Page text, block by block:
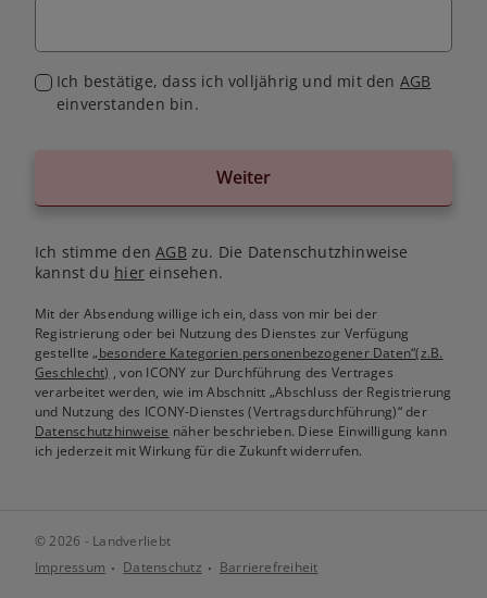
Ich bestätige, dass ich volljährig und mit den AGB
einverstanden bin.
Weiter
Ich stimme denAGB zu. Die Datenschutzhinweise
kannst du hiereinsehen.
Mit der Absendung willige ich ein, dass von mir bei der
Registrierung oder bei Nutzung des Dienstes zur Verfügung
gestellte„besondere Kategorien personenbezogener Daten“(z.B.
Geschlecht) , von ICONY zur Durchführung des Vertrages
verarbeitet werden, wie im Abschnitt „Abschluss der Registrierung
und Nutzung des ICONY-Dienstes (Vertragsdurchführung)“ der
Datenschutzhinweise näher beschrieben. Diese Einwilligung kann
ich jederzeit mit Wirkung für die Zukunft widerrufen.
© 2026 - Landverliebt
Impressum
Datenschutz Barrierefreiheit